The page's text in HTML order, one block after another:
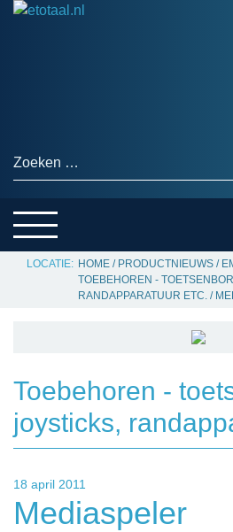
Zoeken naar:
SERVICE
HOME / PRODUCTNIEUWS /
TOEBEHOREN -
RANDAPPARATUUR ETC. /
Toebehoren -
joysticks,
18 april 2011
Mediaspeler